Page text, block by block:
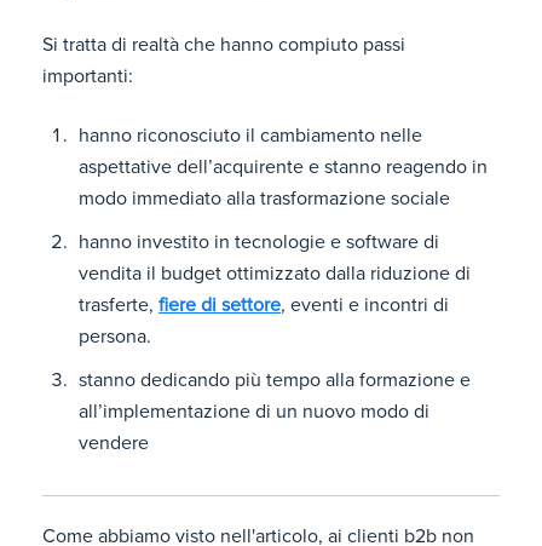
Si tratta di realtà che hanno compiuto passi
importanti:
hanno riconosciuto il cambiamento nelle
aspettative dell’acquirente e stanno reagendo in
modo immediato alla trasformazione sociale
hanno investito in tecnologie e software di
vendita il budget ottimizzato dalla riduzione di
trasferte, fiere di settore, eventi e incontri di
persona.
stanno dedicando più tempo alla formazione e
all’implementazione di un nuovo modo di
vendere
Come abbiamo visto nell'articolo, ai clienti b2b non